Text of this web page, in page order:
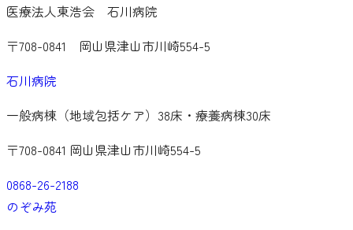
医療法人東浩会 石川病院
〒708-0841
岡山県津山市川崎554-5
石川病院
一般病棟（地域包括ケア）38床・療養病棟30床
〒708-0841 岡山県津山市川崎554-5
0868-26-2188
のぞみ苑